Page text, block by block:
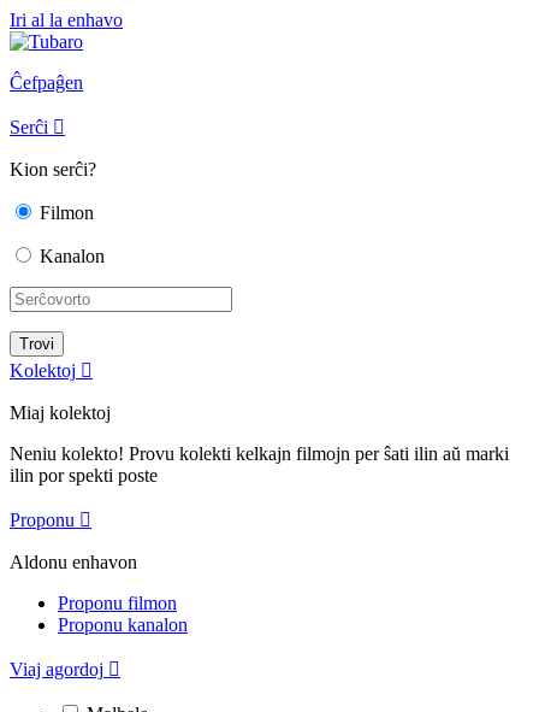
Iri al la enhavo
Ĉefpaĝen
Serĉi 
Kion serĉi?
Filmon
Kanalon
Kolektoj 
Miaj kolektoj
Neniu kolekto! Provu kolekti kelkajn filmojn per ŝati ilin aŭ marki
ilin por spekti poste
Proponu 
Aldonu enhavon
Proponu filmon
Proponu kanalon
Viaj agordoj 